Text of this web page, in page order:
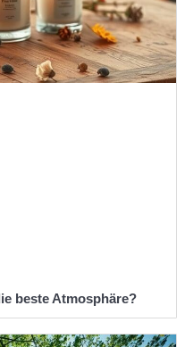
beste Atmosphäre?